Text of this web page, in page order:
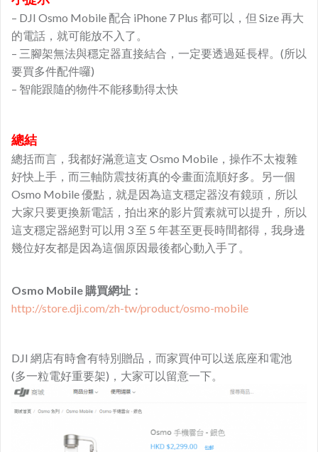
– DJI Osmo Mobile 配合 iPhone 7 Plus 都可以，但 Size 再大
的電話，就可能放不入了。
– 三腳架無法與穩定器直接結合，一定要透過延長桿。(所以
要買多件配件囉)
– 智能跟隨的物件不能移動得太快
總結
總括而言，我都好滿意這支 Osmo Mobile，操作不太複雜
好快上手，而三軸防震技術真的令畫面流順好多。另一個
Osmo Mobile 優點，就是因為這支穩定器沒有鏡頭，所以
大家只要更換新電話，拍出來的影片質素就可以提升，所以
這支穩定器絕對可以用 3 至 5 年甚至更長時間都得，我身邊
幾位好友都是因為這個原因最後都心動入手了。
Osmo Mobile 購買網址：
http://store.dji.com/zh-tw/product/osmo-mobile
DJI 網店有時會有特別贈品，而家買仲可以送底座和電池
(多一粒電好重要架)，大家可以留意一下。